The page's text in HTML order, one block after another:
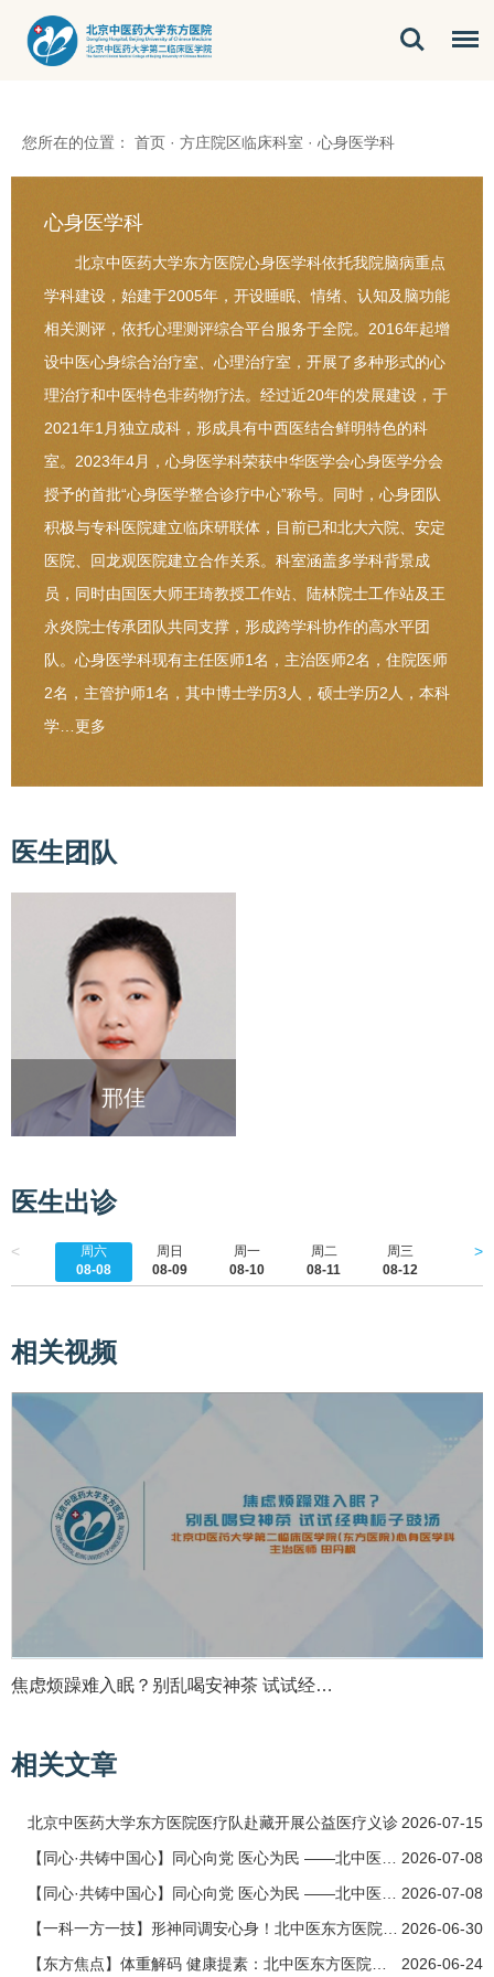
您所在的位置： 首页 · 方庄院区临床科室 · 心身医学科
心身医学科
北京中医药大学东方医院心身医学科依托我院脑病重点
学科建设，始建于2005年，开设睡眠、情绪、认知及脑功能
相关测评，依托心理测评综合平台服务于全院。2016年起增
设中医心身综合治疗室、心理治疗室，开展了多种形式的心
理治疗和中医特色非药物疗法。经过近20年的发展建设，于
2021年1月独立成科，形成具有中西医结合鲜明特色的科
室。2023年4月，心身医学科荣获中华医学会心身医学分会
授予的首批“心身医学整合诊疗中心”称号。同时，心身团队
积极与专科医院建立临床研联体，目前已和北大六院、安定
医院、回龙观医院建立合作关系。科室涵盖多学科背景成
员，同时由国医大师王琦教授工作站、陆林院士工作站及王
永炎院士传承团队共同支撑，形成跨学科协作的高水平团
队。心身医学科现有主任医师1名，主治医师2名，住院医师
2名，主管护师1名，其中博士学历3人，硕士学历2人，本科
学… 更多
医生团队
邢佳
医生出诊
<
周六
08-08
周日
08-09
周一
08-10
周二
08-11
周三
08-12
周四
>
相关视频
疏… 焦虑烦躁难入眠？别乱喝安神
相关文章
2026-07-15
北京中医药大学东方医院医疗队赴藏开展公益医疗义诊
2026-07-08
【同心·共铸中国心】同心向党 医心为民 ——北中医东方医院医疗队赴藏开展公益医疗义诊
2026-07-08
【同心·共铸中国心】同心向党 医心为民 ——北中医东方医院医疗队赴藏开展公益医疗义诊
2026-06-30
【一科一方一技】形神同调安心身！北中医东方医院心身医学科中西医结合调治失眠焦虑
2026-06-24
【东方焦点】体重解码 健康提素：北中医东方医院开展全民健康素养宣传月公益义诊